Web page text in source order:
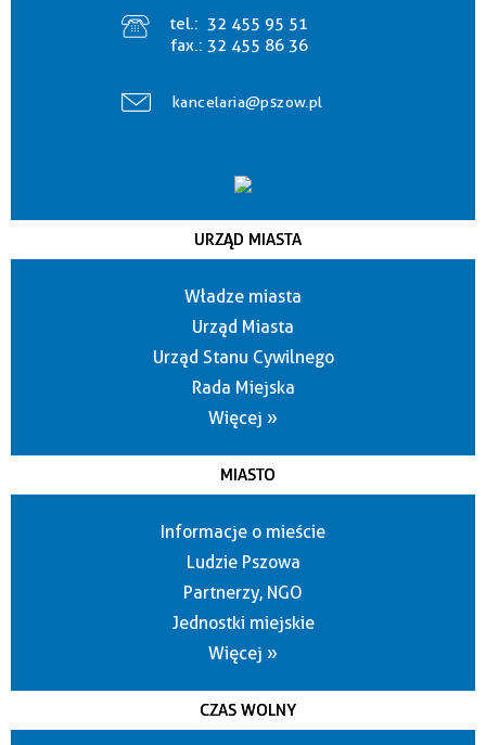
tel.: 32 455 95 51
fax.: 32 455 86 36
kancelaria@pszow.pl
URZĄD MIASTA
Władze miasta
Urząd Miasta
Urząd Stanu Cywilnego
Rada Miejska
Więcej »
MIASTO
Informacje o mieście
Ludzie Pszowa
Partnerzy, NGO
Jednostki miejskie
Więcej »
CZAS WOLNY